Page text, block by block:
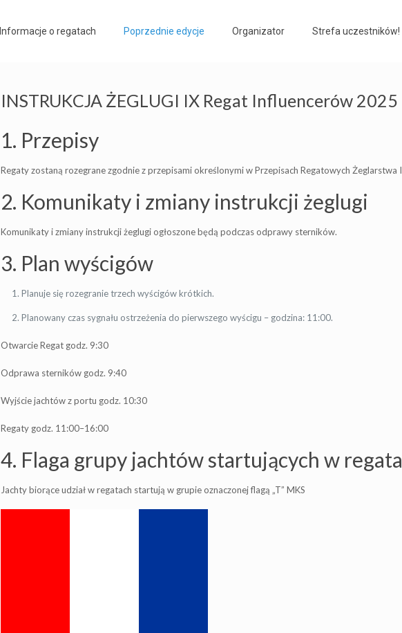
Informacje o regatach Poprzednie edycje Organizator Strefa uczestników!
INSTRUKCJA ŻEGLUGI IX Regat Influencerów 2025
1. Przepisy
Regaty zostaną rozegrane zgodnie z przepisami określonymi w Przepisach Regatowych
2. Komunikaty i zmiany instrukcji żeglugi
Komunikaty i zmiany instrukcji żeglugi ogłoszone będą podczas odprawy sterników.
3. Plan wyścigów
Planuje się rozegranie trzech wyścigów krótkich.
Planowany czas sygnału ostrzeżenia do pierwszego wyścigu – godzina: 11:00.
Otwarcie Regat godz. 9:30
Odprawa sterników godz. 9:40
Wyjście jachtów z portu godz. 10:30
Regaty godz. 11:00–16:00
4. Flaga grupy jachtów startujących w
Jachty biorące udział w regatach startują w grupie oznaczonej flagą „T” MKS